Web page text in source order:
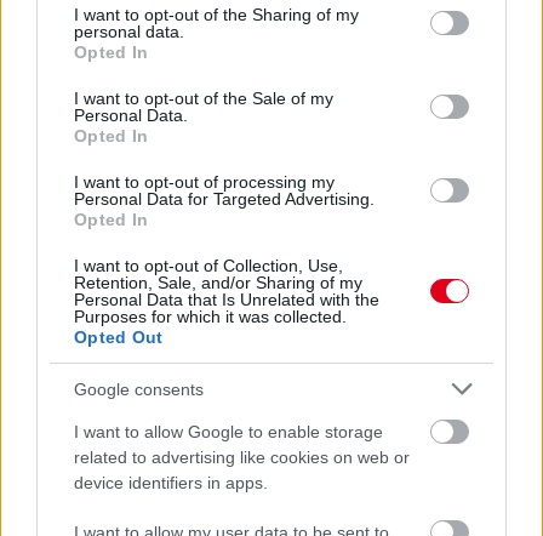
not limited to your visit or usage behaviour. You may click to
grant or deny consent to Google and its third-party tags to
use your data for below specified purposes in below Google
consent section.
I want to opt-out of the Sharing of my
personal data.
Opted In
I want to opt-out of the Sale of my
Personal Data.
Opted In
I want to opt-out of processing my
Personal Data for Targeted Advertising.
Opted In
I want to opt-out of Collection, Use,
Retention, Sale, and/or Sharing of my
Personal Data that Is Unrelated with the
Purposes for which it was collected.
Opted Out
Google consents
I want to allow Google to enable storage
related to advertising like cookies on web or
device identifiers in apps.
McLarennél, nem borítaná fel Verstappenért
Megvan, mikor kezdődik az F1-es Bahreini Nagydíj
Malajziában